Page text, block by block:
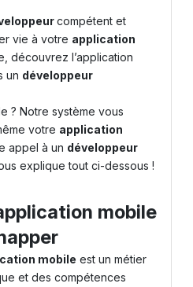
compétent et
vie à votre application
découvrez l’application
un développeur
? Notre système vous
votre application
appel à un développeur
explique tout ci-dessous !
mobile
mobile est un métier
et des compétences